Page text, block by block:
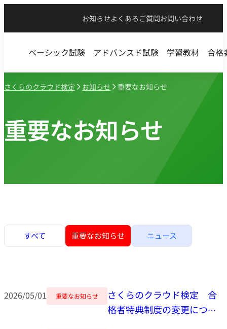
お知らせよくあるご質問お問い合わせ
ベーシック試験 アドバンスド試験 学習教材 合格
さくらのクラウド検定 お知らせ 重要なお知らせ
重要なお知らせ
すべて 重要なお知らせ ニュース
2026/05/01 重要なお知らせ
さくらのクラウド検定 合
格者特典制度の変更につい